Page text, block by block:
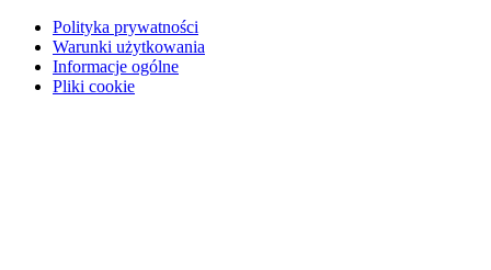
Polityka prywatności
Warunki użytkowania
Informacje ogólne
Pliki cookie